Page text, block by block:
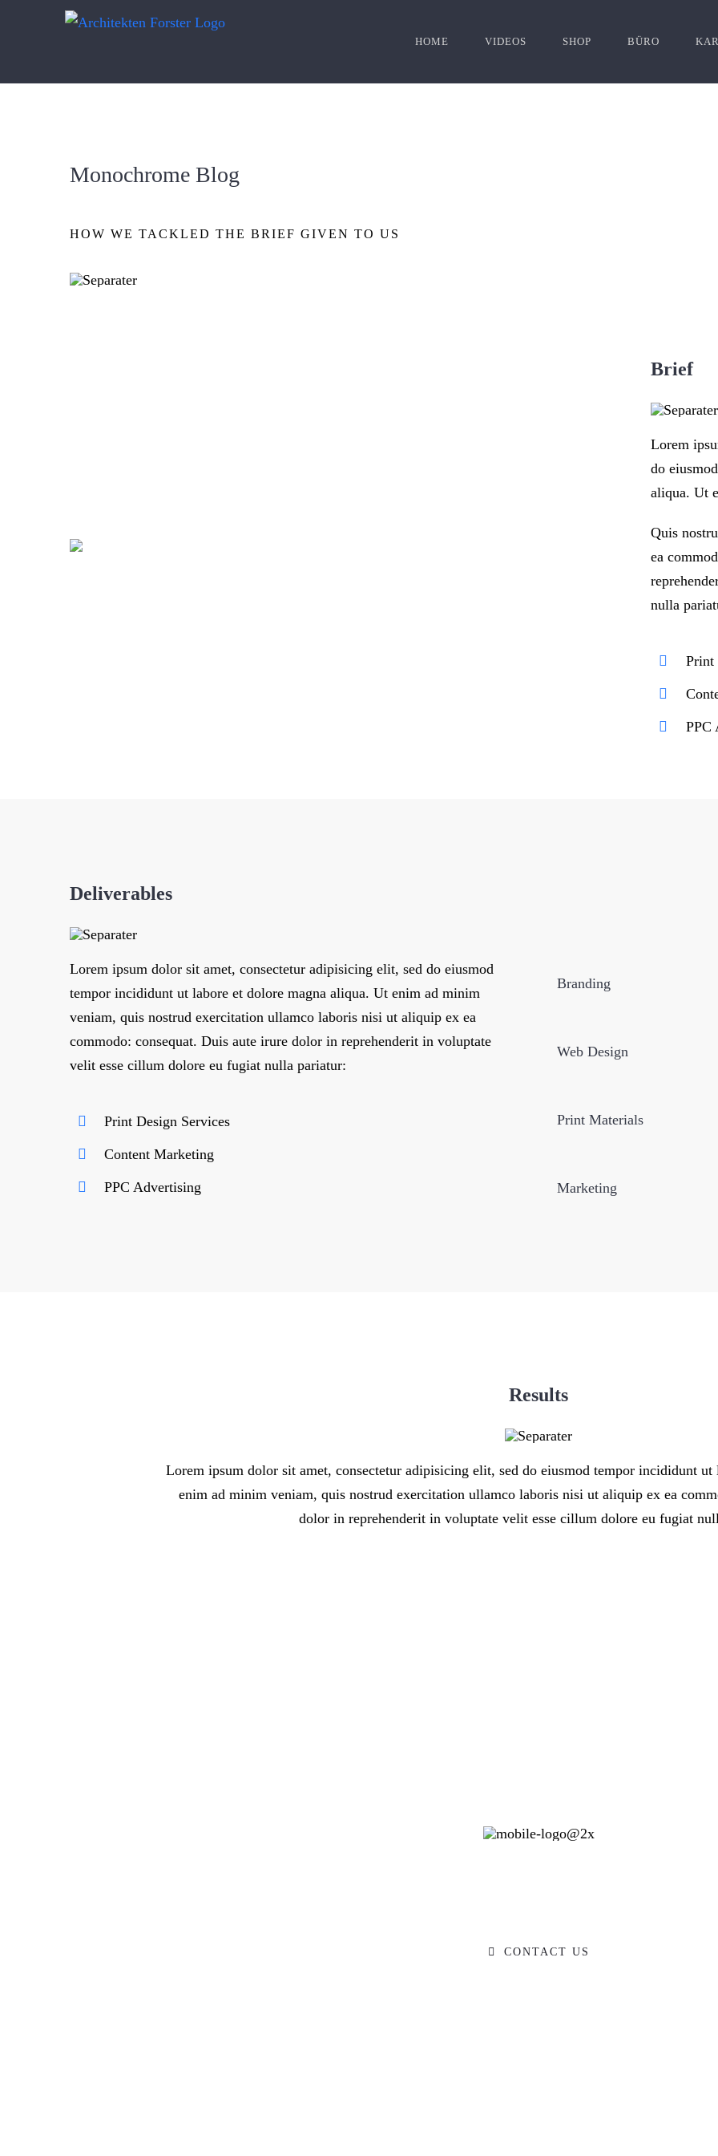
HOME VIDEOS SHOP BÜRO
Monochrome Blog
HOW WE TACKLED THE BRIEF GIVEN TO US
Brief
Lorem
do
aliqua. Ut
Quis
ea
nulla
Print
PPC
Deliverables
Lorem ipsum dolor sit amet, consectetur adipisicing elit, sed do eiusmod
tempor incididunt ut labore et dolore magna aliqua. Ut enim ad minim
veniam, quis nostrud exercitation ullamco laboris nisi ut aliquip ex ea
commodo: consequat. Duis aute irure dolor in reprehenderit in voluptate
velit esse cillum dolore eu fugiat nulla pariatur:
Print Design Services
Content Marketing
PPC Advertising
Branding
Web Design
Print Materials
Marketing
Results
Lorem ipsum dolor sit amet, consectetur adipisicing elit, sed do eiusmod tempor incididunt
enim ad minim veniam, quis nostrud exercitation ullamco laboris nisi ut aliquip ex ea
dolor in reprehenderit in voluptate velit esse cillum dolore eu fugiat
CONTACT US